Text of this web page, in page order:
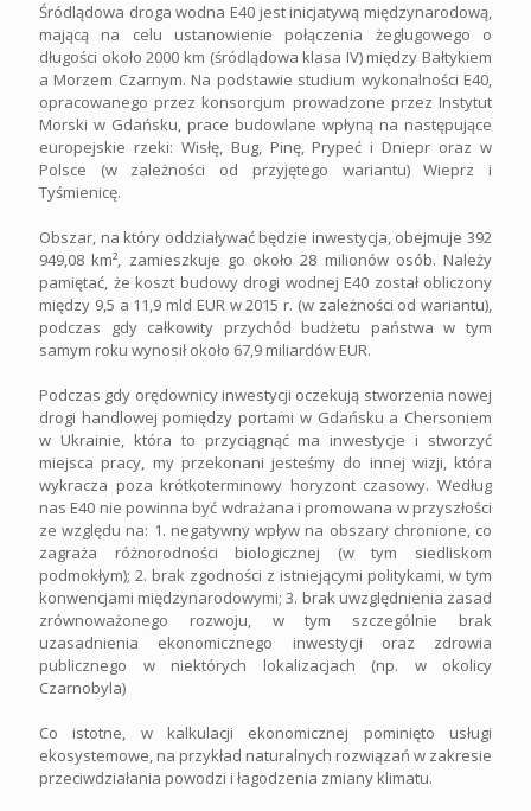
Śródlądowa droga wodna E40 jest inicjatywą międzynarodową,
mającą na celu ustanowienie połączenia żeglugowego o
długości około 2000 km (śródlądowa klasa IV) między Bałtykiem
a Morzem Czarnym. Na podstawie studium wykonalności E40,
opracowanego przez konsorcjum prowadzone przez Instytut
Morski w Gdańsku, prace budowlane wpłyną na następujące
europejskie rzeki: Wisłę, Bug, Pinę, Prypeć i Dniepr oraz w
Polsce (w zależności od przyjętego wariantu) Wieprz i
Tyśmienicę.
Obszar, na który oddziaływać będzie inwestycja, obejmuje 392
949,08 km², zamieszkuje go około 28 milionów osób. Należy
pamiętać, że koszt budowy drogi wodnej E40 został obliczony
między 9,5 a 11,9 mld EUR w 2015 r. (w zależności od wariantu),
podczas gdy całkowity przychód budżetu państwa w tym
samym roku wynosił około 67,9 miliardów EUR.
Podczas gdy orędownicy inwestycji oczekują stworzenia nowej
drogi handlowej pomiędzy portami w Gdańsku a Chersoniem
w Ukrainie, która to przyciągnąć ma inwestycje i stworzyć
miejsca pracy, my przekonani jesteśmy do innej wizji, która
wykracza poza krótkoterminowy horyzont czasowy. Według
nas E40 nie powinna być wdrażana i promowana w przyszłości
ze względu na: 1. negatywny wpływ na obszary chronione, co
zagraża różnorodności biologicznej (w tym siedliskom
podmokłym); 2. brak zgodności z istniejącymi politykami, w tym
konwencjami międzynarodowymi; 3. brak uwzględnienia zasad
zrównoważonego rozwoju, w tym szczególnie brak
uzasadnienia ekonomicznego inwestycji oraz zdrowia
publicznego w niektórych lokalizacjach (np. w okolicy
Czarnobyla)
Co istotne, w kalkulacji ekonomicznej pominięto usługi
ekosystemowe, na przykład naturalnych rozwiązań w zakresie
przeciwdziałania powodzi i łagodzenia zmiany klimatu.